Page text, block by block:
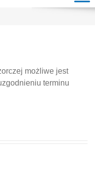
możliwe jest
terminu